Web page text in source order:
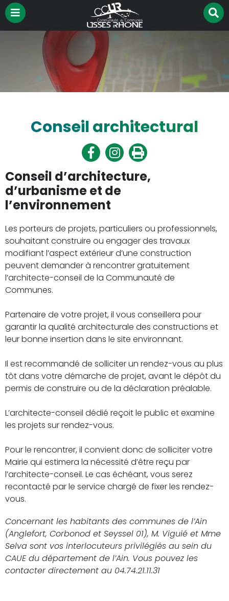
Aller à la recherche
Menu
le
Conseil architectural
Partager
sur
Facebook
Partager
sur
Twitter
Imprimer
Conseil d’architecture,
d’urbanisme et de
l’environnement
Les porteurs de projets, particuliers ou professionnels,
souhaitant construire ou engager des travaux
modifiant l’aspect extérieur d’une construction
peuvent demander à rencontrer gratuitement
l’architecte-conseil de la Communauté de
Communes.
Partenaire de votre projet, il vous conseillera pour
garantir la qualité architecturale des constructions et
leur bonne insertion dans le site environnant.
Il est recommandé de solliciter un rendez-vous au plus
tôt dans votre démarche de projet, avant le dépôt du
permis de construire ou de la déclaration préalable.
L’architecte-conseil dédié reçoit le public et examine
les projets sur rendez-vous.
Pour le rencontrer, il convient donc de solliciter votre
Mairie qui estimera la nécessité d’être reçu par
l’architecte-conseil. Le cas échéant, vous serez
recontacté par le service chargé de fixer les rendez-
vous.
Concernant les habitants des communes de l’Ain
(Anglefort, Corbonod et Seyssel 01), M. Viguié et Mme
Selva sont vos interlocuteurs privilégiés au sein du
CAUE du département de l’Ain. Vous pouvez les
contacter directement au 04.74.21.11.31